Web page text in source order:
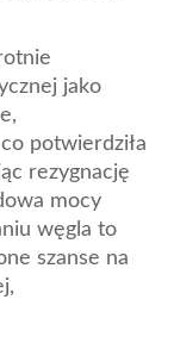
jako
potwierdziła
rezygnację
mocy
węgla to
szanse na